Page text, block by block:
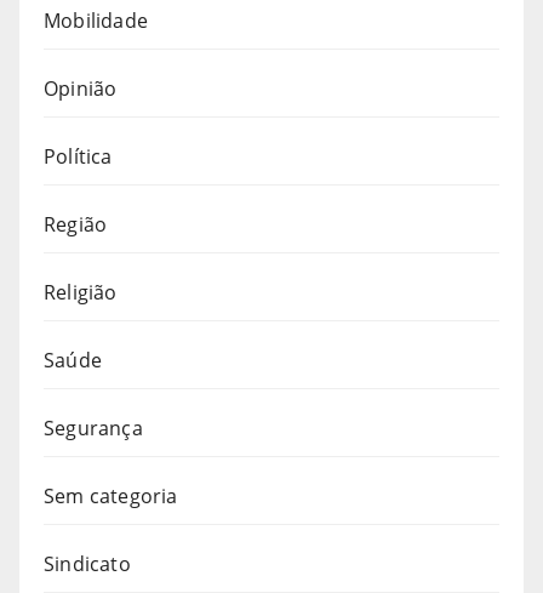
Mobilidade
Opinião
Política
Região
Religião
Saúde
Segurança
Sem categoria
Sindicato